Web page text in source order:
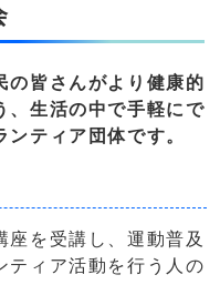
の皆さんがより健康的
、生活の中で手軽にで
ティア団体です。
座を受講し、運動普及
ティア活動を行う人の